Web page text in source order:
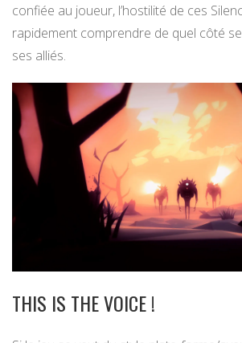
confiée au joueur, l’hostilité de ces
rapidement comprendre de quel côté
ses alliés.
THIS IS THE VOICE !